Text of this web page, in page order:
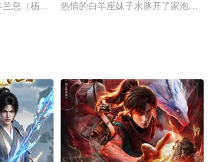
被人当做丧门星就算了，好心帮忙还惹上自恋的
息（杨洋 饰）和风华绝世的白风夕（赵露思 饰
热情的白羊座妹子水豚开了家泡澡